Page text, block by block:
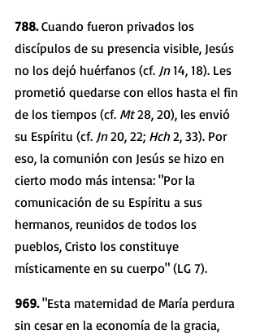
788. Cuando fueron privados los
discípulos de su presencia visible, Jesús
no los dejó huérfanos (cf. Jn 14, 18). Les
prometió quedarse con ellos hasta el fin
de los tiempos (cf. Mt 28, 20), les envió
su Espíritu (cf. Jn 20, 22; Hch 2, 33). Por
eso, la comunión con Jesús se hizo en
cierto modo más intensa: "Por la
comunicación de su Espíritu a sus
hermanos, reunidos de todos los
pueblos, Cristo los constituye
místicamente en su cuerpo" (LG 7).
969. "Esta maternidad de María perdura
sin cesar en la economía de la gracia,